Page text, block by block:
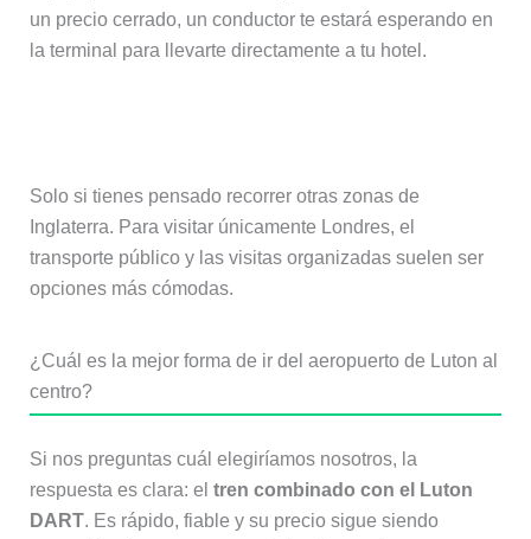
un precio cerrado, un conductor te estará esperando en
la terminal para llevarte directamente a tu hotel.
Solo si tienes pensado recorrer otras zonas de
Inglaterra. Para visitar únicamente Londres, el
transporte público y las visitas organizadas suelen ser
opciones más cómodas.
¿Cuál es la mejor forma de ir del aeropuerto de Luton al
centro?
Si nos preguntas cuál elegiríamos nosotros, la
respuesta es clara: el tren combinado con el Luton
DART. Es rápido, fiable y su precio sigue siendo